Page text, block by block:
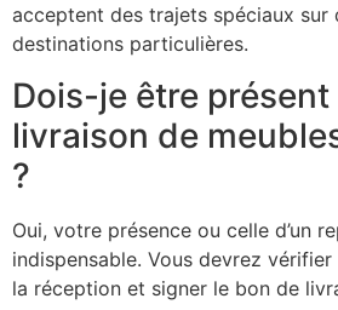
acceptent des trajets spéciaux sur
destinations particulières.
Dois-je être présent
livraison de
?
Oui, votre présence ou celle d’un
indispensable. Vous devrez vérifier
la réception et signer le bon de